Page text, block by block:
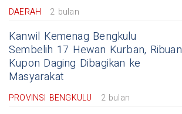
DAERAH 2 bulan
Kanwil Kemenag Bengkulu
Sembelih 17 Hewan Kurban, Ribuan
Kupon Daging Dibagikan ke
Masyarakat
PROVINSI BENGKULU 2 bulan